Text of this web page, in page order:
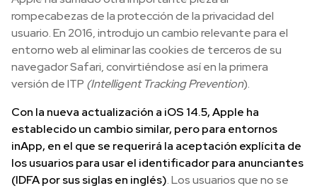
rompecabezas de la protección de la privacidad del
usuario. En 2016, introdujo un cambio relevante para el
entorno web al eliminar las cookies de terceros de su
navegador Safari, convirtiéndose así en la primera
versión de ITP (Intelligent Tracking Prevention).
Con la nueva actualización a iOS 14.5, Apple ha
establecido un cambio similar, pero para entornos
inApp, en el que se requerirá la aceptación explícita de
los usuarios para usar el identificador para anunciantes
(IDFA por sus siglas en inglés). Los usuarios que no se